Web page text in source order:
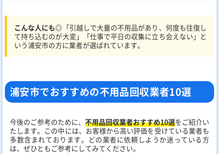
こんな人にも◎ 「引越しで大量の不用品があり、何度も往復し
て持ち込むのが大変」「仕事で平日の収集に立ち会えない」と
いう浦安市の方に業者が選ばれています。
浦安市でおすすめの不用品回収業者10選
今後のご参考のために、 不用品回収業者おすすめ10選をご紹介い
たします。この中には、お客様から高い評価を受けている業者も
多数含まれております。どの業者に依頼しようか迷っている方
は、ぜひともご参考にしてみてください。